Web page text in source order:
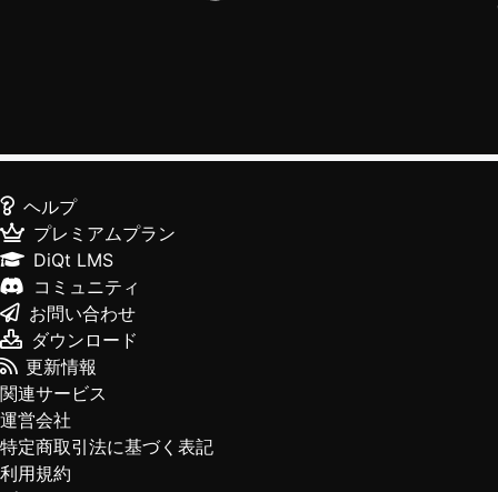
ヘルプ
プレミアムプラン
DiQt LMS
コミュニティ
お問い合わせ
ダウンロード
更新情報
関連サービス
運営会社
特定商取引法に基づく表記
利用規約